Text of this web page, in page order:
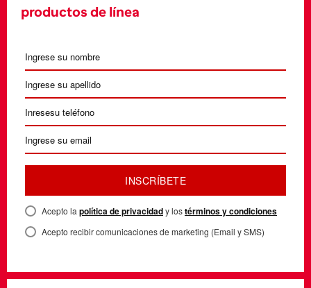
productos de línea
INSCRÍBETE
Acepto la política de privacidady lostérminos y condiciones
Acepto recibir comunicaciones de marketing (Email y SMS)